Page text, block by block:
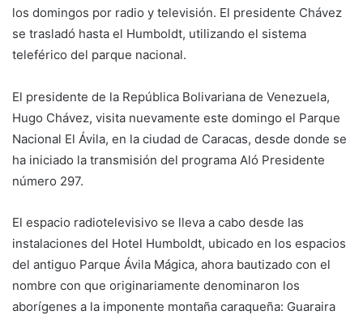
los domingos por radio y televisión. El presidente Chávez
se trasladó hasta el Humboldt, utilizando el sistema
teleférico del parque nacional.
El presidente de la República Bolivariana de Venezuela,
Hugo Chávez, visita nuevamente este domingo el Parque
Nacional El Ávila, en la ciudad de Caracas, desde donde se
ha iniciado la transmisión del programa Aló Presidente
número 297.
El espacio radiotelevisivo se lleva a cabo desde las
instalaciones del Hotel Humboldt, ubicado en los espacios
del antiguo Parque Ávila Mágica, ahora bautizado con el
nombre con que originariamente denominaron los
aborígenes a la imponente montaña caraqueña: Guaraira